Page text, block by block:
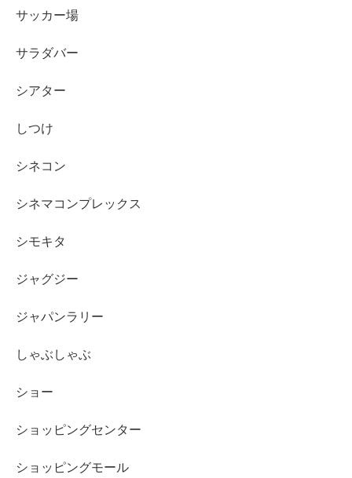
サッカー場
サラダバー
シアター
しつけ
シネコン
シネマコンプレックス
シモキタ
ジャグジー
ジャパンラリー
しゃぶしゃぶ
ショー
ショッピングセンター
ショッピングモール